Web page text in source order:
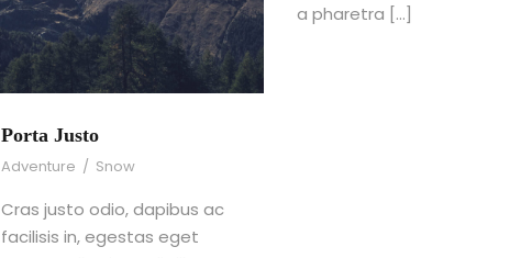
Porta Justo
Adventure / Snow
Cras justo odio, dapibus ac
facilisis in, egestas eget
a pharetra […]